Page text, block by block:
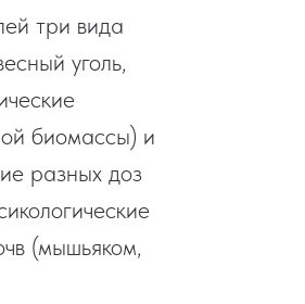
три вида
уголь,
биомассы) и
разных доз
(мышьяком,